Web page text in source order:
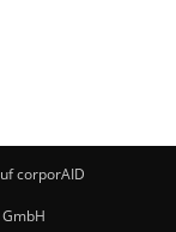
corporAID